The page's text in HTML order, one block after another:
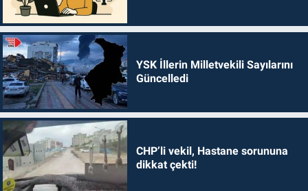
YSK İllerin Milletvekili Sayılarını
Güncelledi
CHP’li vekil, Hastane sorununa
dikkat çekti!